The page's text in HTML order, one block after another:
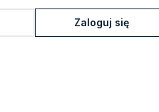
Zaloguj się